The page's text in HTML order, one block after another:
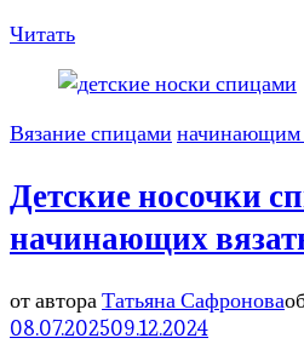
Читать
Вязание спицами начинающим
Детские носочки
начинающих
от автораТатьяна Сафронова
08.07.202509.12.2024